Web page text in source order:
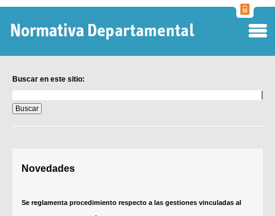
Buscar en este sitio:
en
este
sitio:
Novedades
Se reglamenta procedimiento respecto a las gestiones vinculadas al